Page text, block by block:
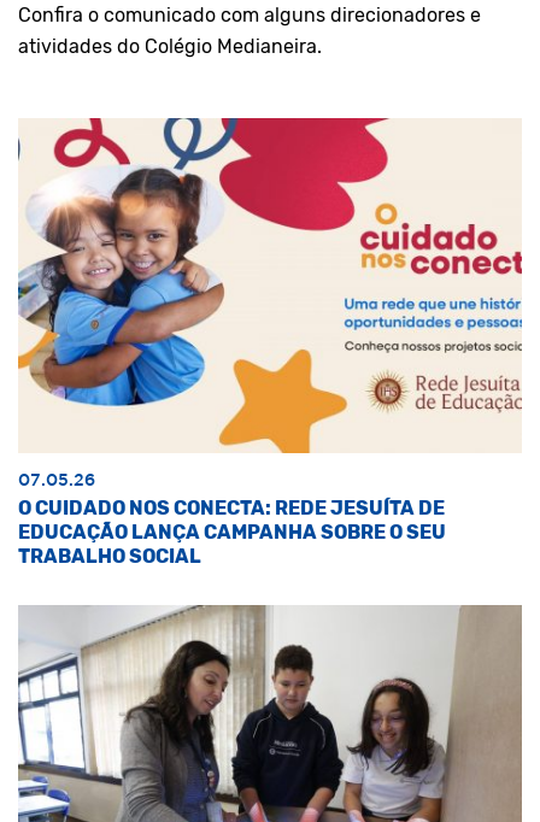
Confira o comunicado com alguns direcionadores e
atividades do Colégio Medianeira.
07.05.26
O CUIDADO NOS CONECTA: REDE JESUÍTA DE
EDUCAÇÃO LANÇA CAMPANHA SOBRE O SEU
TRABALHO SOCIAL